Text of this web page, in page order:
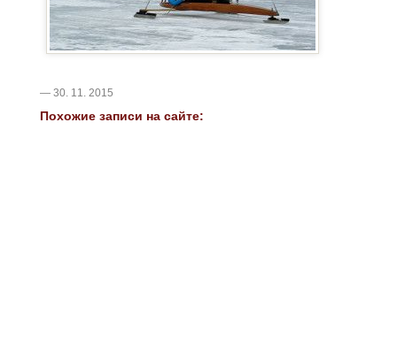
— 30. 11. 2015
Похожие записи на сайте: